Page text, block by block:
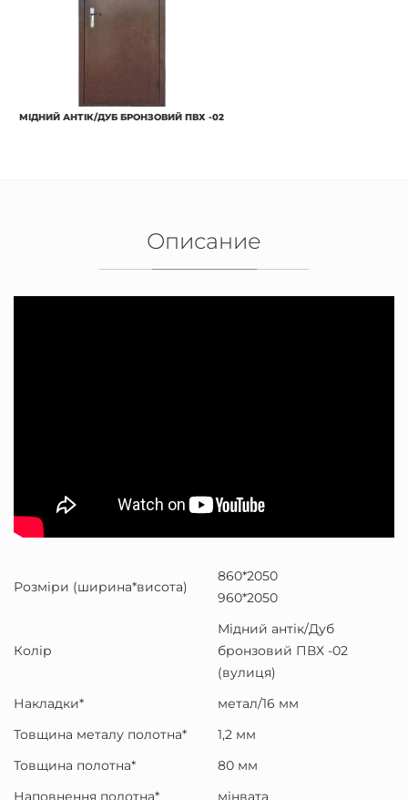
МІДНИЙ АНТІК/ДУБ БРОНЗОВИЙ ПВХ -02
Описание
Розміри (ширина*висота)
860*2050
960*2050
Колір
Мідний антік/Дуб
бронзовий ПВХ -02
(вулиця)
Накладки*
метал/16 мм
Товщина металу полотна*
1,2 мм
Товщина полотна*
80 мм
Наповнення полотна*
мінвата